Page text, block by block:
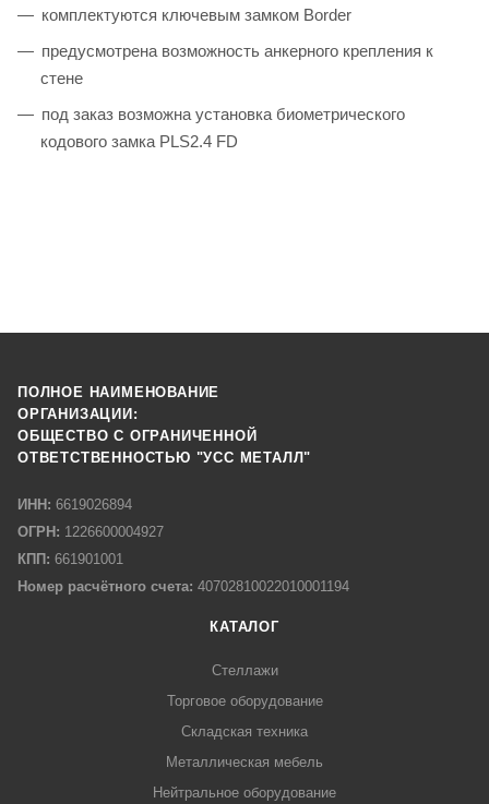
комплектуются ключевым замком Border
предусмотрена возможность анкерного крепления к
стене
под заказ возможна установка биометрического
кодового замка PLS2.4 FD
ПОЛНОЕ НАИМЕНОВАНИЕ
ОРГАНИЗАЦИИ:
ОБЩЕСТВО С ОГРАНИЧЕННОЙ
ОТВЕТСТВЕННОСТЬЮ "УСС МЕТАЛЛ"
ИНН: 6619026894
ОГРН: 1226600004927
КПП: 661901001
Номер расчётного счета: 40702810022010001194
КАТАЛОГ
Стеллажи
Торговое оборудование
Складская техника
Металлическая мебель
Нейтральное оборудование